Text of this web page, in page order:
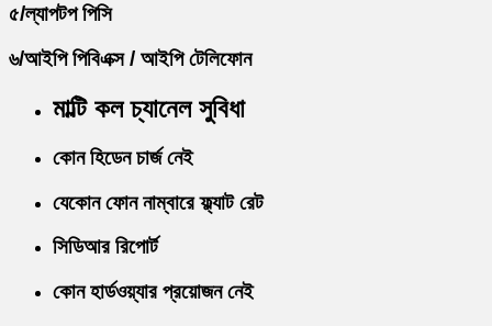
৫/ল্যাপটপ পিসি
৬/আইপি পিবিএক্স / আইপি টেলিফোন
মাল্টি কল চ্যানেল সুবিধা
কোন হিডেন চার্জ নেই
যেকোন ফোন নাম্বারে ফ্ল্যাট রেট
সিডিআর রিপোর্ট
কোন হার্ডওয়্যার প্রয়োজন নেই